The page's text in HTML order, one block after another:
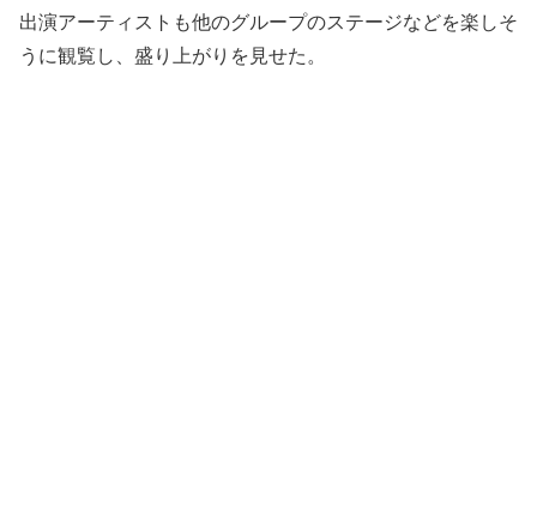
出演アーティストも他のグループのステージなどを楽しそ
うに観覧し、盛り上がりを見せた。